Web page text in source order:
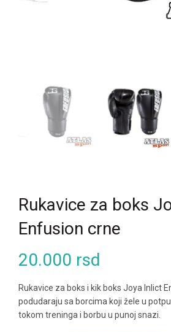
Rukavice za boks
Enfusion crne
20.000 rsd
Rukavice za boks i kik boks Joya Inlict
podudaraju sa borcima koji žele u
tokom treninga i borbu u punoj snazi.